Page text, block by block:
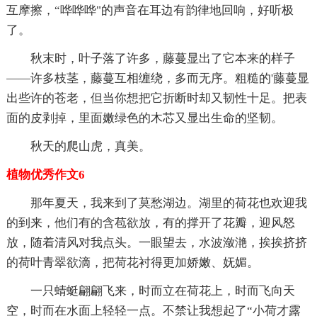
互摩擦，“哗哗哗"的声音在耳边有韵律地回响，好听极
了。
秋末时，叶子落了许多，藤蔓显出了它本来的样子
——许多枝茎，藤蔓互相缠绕，多而无序。粗糙的'藤蔓显
出些许的苍老，但当你想把它折断时却又韧性十足。把表
面的皮剥掉，里面嫩绿色的木芯又显出生命的坚韧。
秋天的爬山虎，真美。
植物优秀作文6
那年夏天，我来到了莫愁湖边。湖里的荷花也欢迎我
的到来，他们有的含苞欲放，有的撑开了花瓣，迎风怒
放，随着清风对我点头。一眼望去，水波潋滟，挨挨挤挤
的荷叶青翠欲滴，把荷花衬得更加娇嫩、妩媚。
一只蜻蜓翩翩飞来，时而立在荷花上，时而飞向天
空，时而在水面上轻轻一点。不禁让我想起了“小荷才露